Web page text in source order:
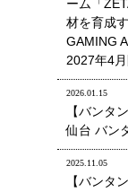
ーム「
材を育成
GAMING
2027年4
2026.01.15
【バンタ
仙台 バン
2025.11.05
【バンタ